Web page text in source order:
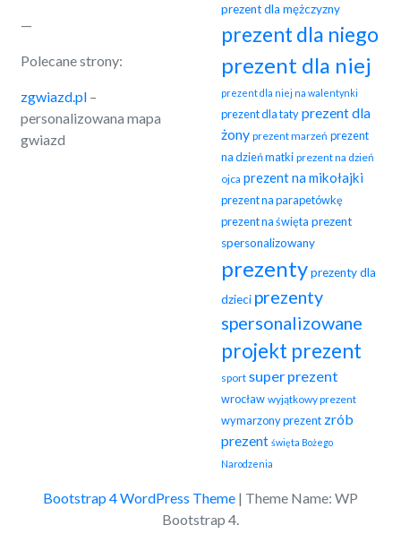
—
Polecane strony:
zgwiazd.pl –
personalizowana mapa
gwiazd
prezent dla mężczyzny
prezent dla niego
prezent dla niej
prezent dla niej na walentynki
prezent dla tatyprezent dla
żony prezent marzeń prezent
na dzień matki prezent na dzień
ojca prezent na mikołajki
prezent na parapetówkę
prezent na święta prezent
spersonalizowany
prezentyprezenty dla
dzieci prezenty
spersonalizowane
projekt prezent
sport super prezent
wrocław wyjątkowy prezent
wymarzony prezent zrób
prezent święta Bożego
Narodzenia
Bootstrap 4 WordPress Theme | Theme Name: WP
Bootstrap 4.